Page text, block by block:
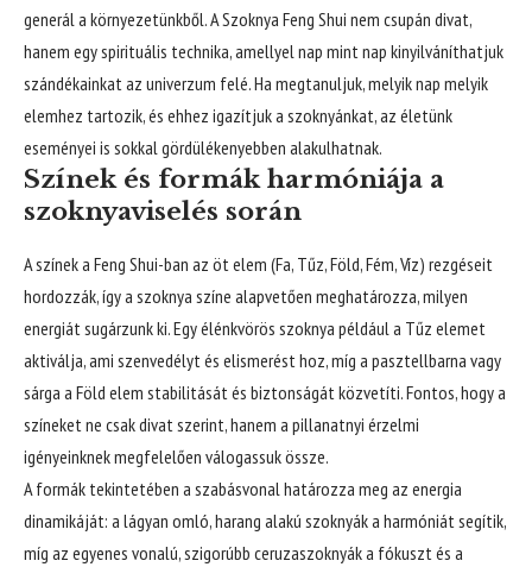
generál a környezetünkből. A Szoknya Feng Shui nem csupán divat,
hanem egy spirituális technika, amellyel nap mint nap kinyilváníthatjuk
szándékainkat az univerzum felé. Ha megtanuljuk, melyik nap melyik
elemhez tartozik, és ehhez igazítjuk a szoknyánkat, az életünk
eseményei is sokkal gördülékenyebben alakulhatnak.
Színek és formák harmóniája a
szoknyaviselés során
A színek a Feng Shui-ban az öt elem (Fa, Tűz, Föld, Fém, Víz) rezgéseit
hordozzák, így a szoknya színe alapvetően meghatározza, milyen
energiát sugárzunk ki. Egy élénkvörös szoknya például a Tűz elemet
aktiválja, ami szenvedélyt és elismerést hoz, míg a pasztellbarna vagy
sárga a Föld elem stabilitását és biztonságát közvetíti. Fontos, hogy a
színeket ne csak divat szerint, hanem a pillanatnyi érzelmi
igényeinknek megfelelően válogassuk össze.
A formák tekintetében a szabásvonal határozza meg az energia
dinamikáját: a lágyan omló, harang alakú szoknyák a harmóniát segítik,
míg az egyenes vonalú, szigorúbb ceruzaszoknyák a fókuszt és a